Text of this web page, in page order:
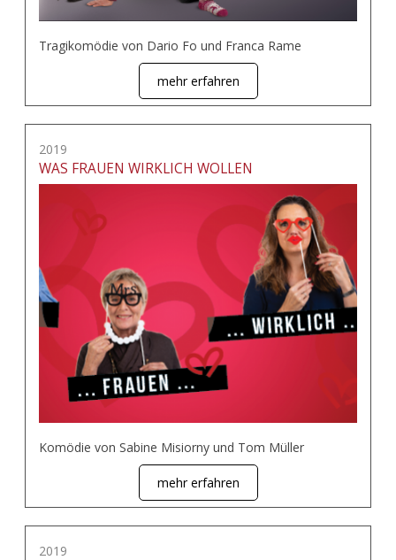
Tragikomödie von Dario Fo und Franca Rame
mehr erfahren
2019
WAS FRAUEN WIRKLICH WOLLEN
Komödie von Sabine Misiorny und Tom Müller
mehr erfahren
2019